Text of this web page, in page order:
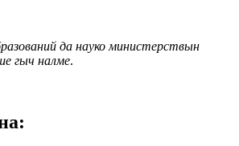
да науко министерствын
гыч налме.